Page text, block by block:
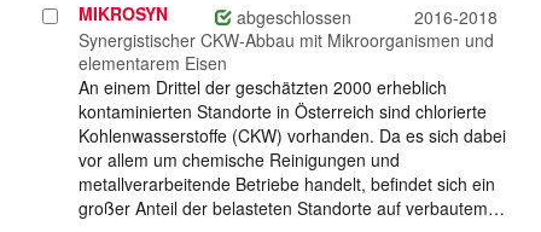
Projekt
auswählen
MIKROSYN abgeschlossen
2016-2018
Synergistischer CKW-Abbau mit Mikroorganismen und
elementarem Eisen
An einem Drittel der geschätzten 2000 erheblich
kontaminierten Standorte in Österreich sind chlorierte
Kohlenwasserstoffe (CKW) vorhanden. Da es sich dabei
vor allem um chemische Reinigungen und
metallverarbeitende Betriebe handelt, befindet sich ein
großer Anteil der belasteten Standorte auf verbautem…